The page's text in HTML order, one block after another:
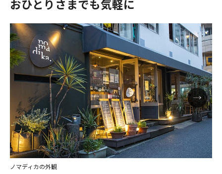
おひとりさまでも気軽に
ノマディカの外観